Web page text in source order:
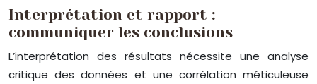
Interprétation et rapport :
communiquer les conclusions
L’interprétation des résultats nécessite une analyse
critique des données et une corrélation méticuleuse